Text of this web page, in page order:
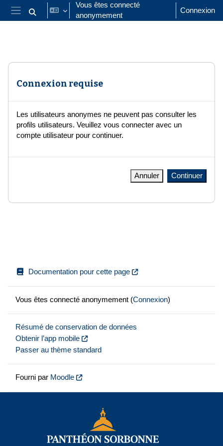
Passer au contenu principal
Panneau latéral
Activer/désactiver la saisie de recherche
Vous êtes connecté
anonymement
Connexion
Connexion requise
Les utilisateurs anonymes ne peuvent pas consulter les
profils utilisateurs. Veuillez vous connecter avec un
compte utilisateur pour continuer.
Annuler Continuer
Documentation pour cette page
Vous êtes connecté anonymement (Connexion)
Résumé de conservation de données
Obtenir l’app mobile
Passer au thème standard
Fourni par Moodle